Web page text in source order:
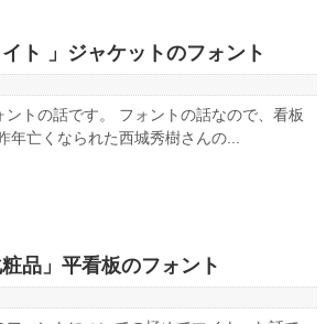
ト 」ジャケットのフォント
トの話です。 フォントの話なので、看板
亡くなられた西城秀樹さんの...
品」平看板のフォント